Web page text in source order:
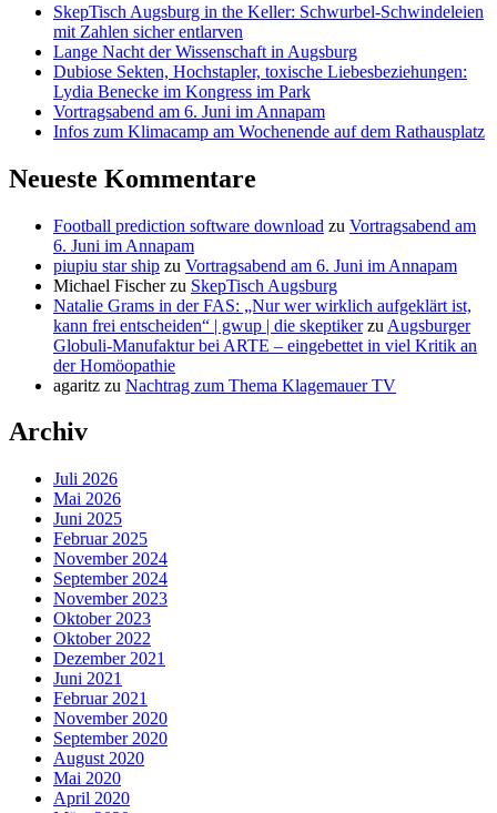
SkepTisch Augsburg in the Keller: Schwurbel-Schwindeleien
mit Zahlen sicher entlarven
Lange Nacht der Wissenschaft in Augsburg
Dubiose Sekten, Hochstapler, toxische Liebesbeziehungen:
Lydia Benecke im Kongress im Park
Vortragsabend am 6. Juni im Annapam
Infos zum Klimacamp am Wochenende auf dem Rathausplatz
Neueste Kommentare
Football prediction software download zu Vortragsabend am
6. Juni im Annapam
piupiu star ship zu Vortragsabend am 6. Juni im Annapam
Michael Fischerzu SkepTisch Augsburg
Natalie Grams in der FAS: „Nur wer wirklich aufgeklärt ist,
kann frei entscheiden“ | gwup | die skeptikerzu Augsburger
Globuli-Manufaktur bei ARTE – eingebettet in viel Kritik an
der Homöopathie
agaritz zu Nachtrag zum Thema Klagemauer TV
Archiv
Juli 2026
Mai 2026
Juni 2025
Februar 2025
November 2024
September 2024
November 2023
Oktober 2023
Oktober 2022
Dezember 2021
Juni 2021
Februar 2021
November 2020
September 2020
August 2020
Mai 2020
April 2020